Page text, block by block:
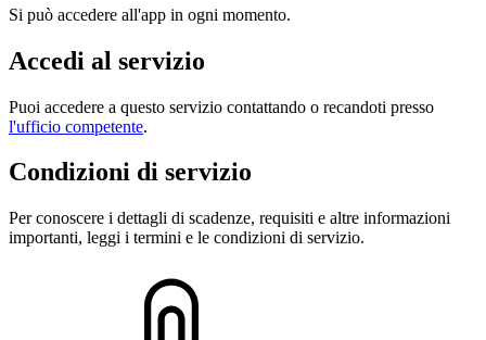
Si può accedere all'app in ogni momento.
Accedi al servizio
Puoi accedere a questo servizio contattando o recandoti presso
l'ufficio competente.
Condizioni di servizio
Per conoscere i dettagli di scadenze, requisiti e altre informazioni
importanti, leggi i termini e le condizioni di servizio.